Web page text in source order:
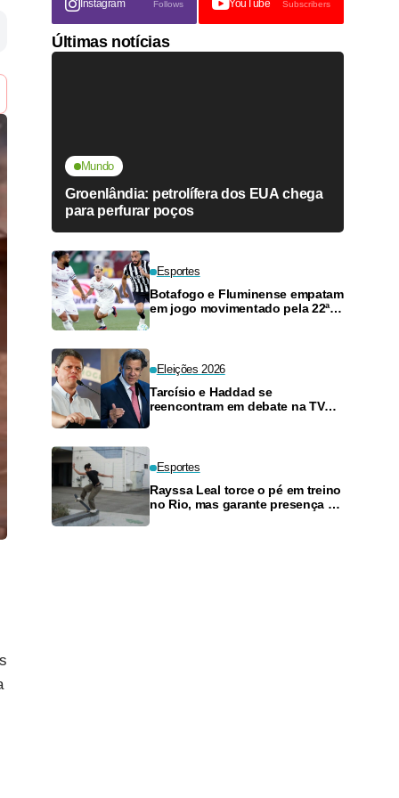
Instagram Follows YouTube Subscribers
Últimas notícias
Mundo
Groenlândia: petrolífera dos EUA chega
para perfurar poços
Esportes
Botafogo e Fluminense empatam
em jogo movimentado pela 22ª
Eleições 2026
Tarcísio e Haddad se
reencontram em debate na TV
Esportes
Rayssa Leal torce o pé em treino
no Rio, mas garante presença no